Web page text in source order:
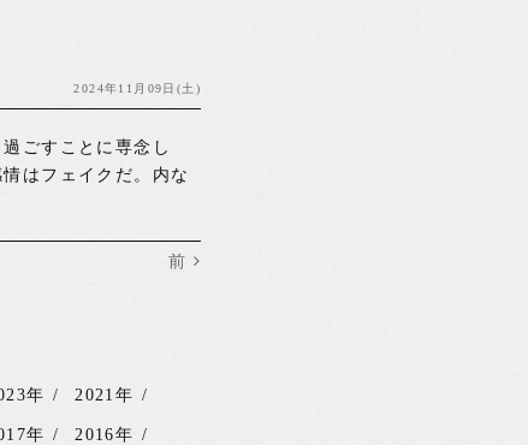
2024年11月09日(土)
ごすことに専念し
はフェイクだ。内な
前
年 2021年
年 2016年